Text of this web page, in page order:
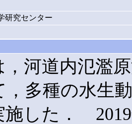
研究センター
，河道内氾濫
，多種の水生
施した．